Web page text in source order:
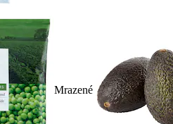
Mrazené